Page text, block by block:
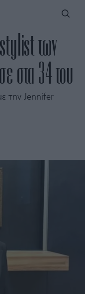
των
στα 34 του
την Jennifer